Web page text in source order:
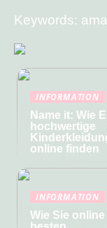
Keywords:
INFORMATION
Name it: Wie
hochwertige
online finden
INFORMATION
Wie Sie online